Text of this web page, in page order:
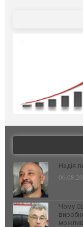
Надія
Чому